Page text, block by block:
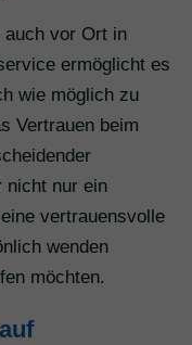
auch vor Ort in
ermöglicht es
wie möglich zu
Vertrauen beim
nicht nur ein
vertrauensvolle
wenden
möchten.